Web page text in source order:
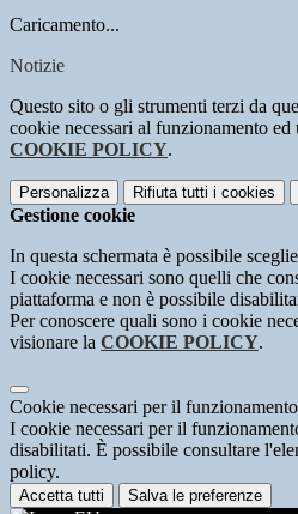
Caricamento...
Notizie
Questo sito o gli strumenti terzi da
cookie necessari al funzionamento
COOKIE POLICY.
Personalizza Rifiuta tutti i cookies
Gestione cookie
In questa schermata è possibile
I cookie necessari sono quelli che
piattaforma e non è possibile
Per conoscere quali sono i cookie
visionare la COOKIE POLICY.
Cookie necessari per il funzionamento
I cookie necessari per il
disabilitati. È possibile consultare
policy.
Accetta tutti Salva le preferenze